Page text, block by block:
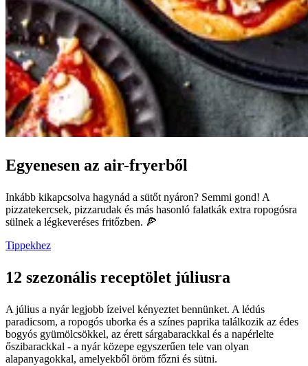
Egyenesen az air-fryerből
Inkább kikapcsolva hagynád a sütőt nyáron? Semmi gond! A
pizzatekercsek, pizzarudak és más hasonló falatkák extra ropogósra
sülnek a légkeveréses fritőzben. 🍕
Tippekhez
12 szezonális receptölet júliusra
A július a nyár legjobb ízeivel kényeztet bennünket. A lédús
paradicsom, a ropogós uborka és a színes paprika találkozik az édes
bogyós gyümölcsökkel, az érett sárgabarackkal és a napérlelte
őszibarackkal - a nyár közepe egyszerűen tele van olyan
alapanyagokkal, amelyekből öröm főzni és sütni.